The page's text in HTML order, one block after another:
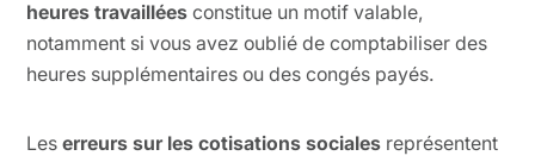
heures travaillées constitue un motif valable,
notamment si vous avez oublié de comptabiliser des
heures supplémentaires ou des congés payés.
Leserreurs sur les cotisations sociales représentent